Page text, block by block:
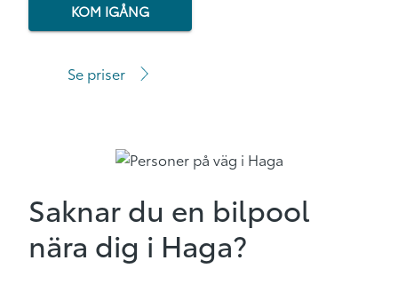
KOM IGÅNG
Se priser
Saknar du en bilpool
nära dig i Haga?